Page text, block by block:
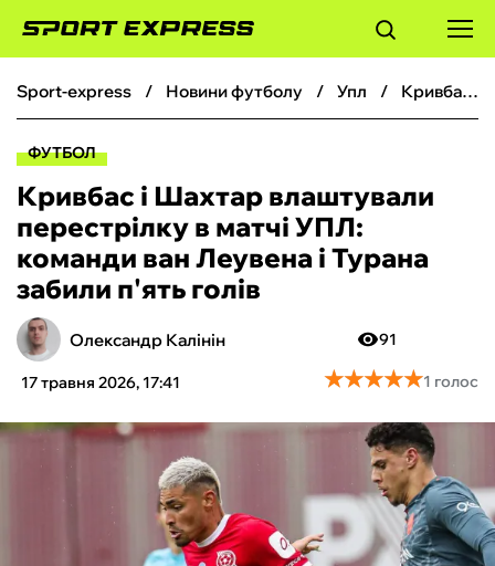
ФУТБОЛ
БОКС
ХОКЕЙ
ТЕНІС
КІБЕРСПОРТ
sport-express новини футболу упл Кривбас і Шахтар влаштували перестрілку в матчі УПЛ: команди ван Леувена і Турана забили п'ять голів
ФУТБОЛ
Кривбас і Шахтар влаштували
перестрілку в матчі УПЛ:
команди ван Леувена і Турана
забили п'ять голів
Олександр Калінін
17 травня 2026, 17:41
91
★★★★★
★★★★★1 голос